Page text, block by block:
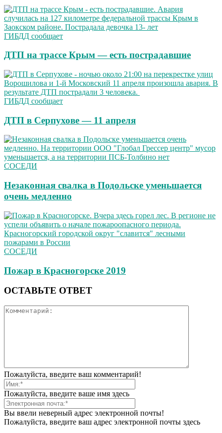
ГИБДД сообщает
ДТП на трассе Крым — есть пострадавшие
ГИБДД сообщает
ДТП в Серпухове — 11 апреля
СОСЕДИ
Незаконная свалка в Подольске уменьшается
очень медленно
СОСЕДИ
Пожар в Красногорске 2019
ОСТАВЬТЕ ОТВЕТ
Пожалуйста, введите ваш комментарий!
Пожалуйста, введите ваше имя здесь
Вы ввели неверный адрес электронной почты!
Пожалуйста, введите ваш адрес электронной почты здесь